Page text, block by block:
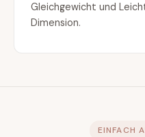
Gleichgewicht und
Dimension.
EINFACH